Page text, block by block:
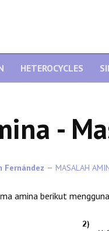
HETEROCYCLES
-
Fernández MASALAH
amina berikut